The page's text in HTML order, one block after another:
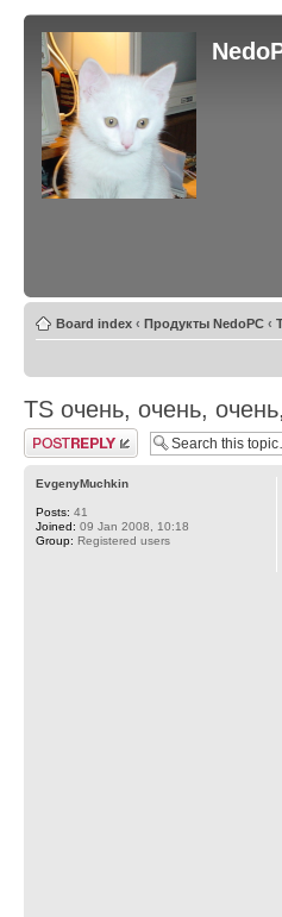
Board index ‹ Продукты NedoPC ‹
TS очень, очень,
Post a reply
EvgenyMuchkin
Posts: 41
Joined: 09 Jan 2008, 10:18
Group: Registered users